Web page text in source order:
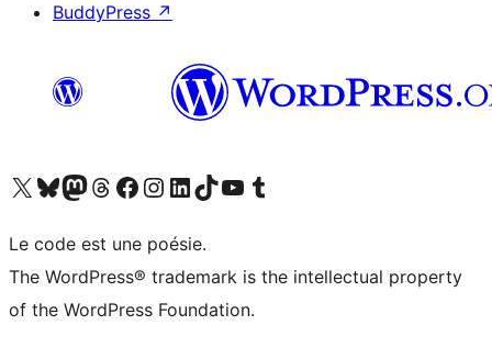
BuddyPress ↗
Visitez notre compte X (précédemment Twitter)
Visiter notre compte Bluesky
Visiter notre compte Mastodon
Visiter notre compte Threads
Consulter notre compte Facebook
Consulter notre compte Instagram
Consulter notre compte LinkedIn
Visiter notre compte TokTok
Visiter notre chaîne YouTube
Visiter notre compte Tumblr
Le code est une poésie.
The WordPress® trademark is the intellectual property
of the WordPress Foundation.